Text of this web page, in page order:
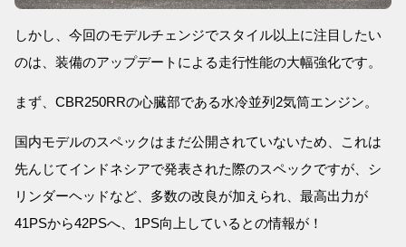
しかし、今回のモデルチェンジでスタイル以上に注目したい
のは、装備のアップデートによる走行性能の大幅強化です。
まず、CBR250RRの心臓部である水冷並列2気筒エンジン。
国内モデルのスペックはまだ公開されていないため、これは
先んじてインドネシアで発表された際のスペックですが、シ
リンダーヘッドなど、多数の改良が加えられ、最高出力が
41PSから42PSへ、1PS向上しているとの情報が！